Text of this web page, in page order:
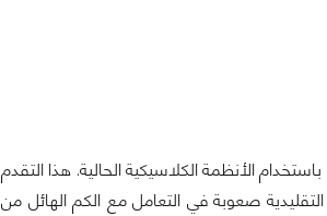
الأنظمة الكلاسيكية الحالية. هذا التقدم
صعوبة في التعامل مع الكم الهائل من